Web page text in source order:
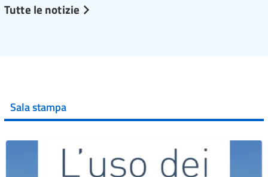
Tutte le notizie
Sala stampa